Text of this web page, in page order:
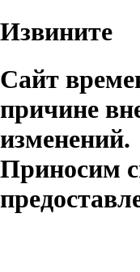
Извините
Сайт
причине
изменений.
Приносим